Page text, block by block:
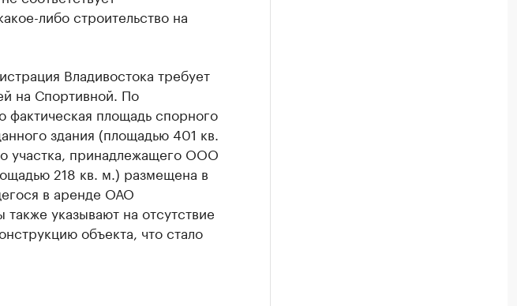
либо строительство на
Владивостока требует
на Спортивной. По
фактическая площадь спорного
здания (площадью 401 кв.
участка, принадлежащего ООО
218 кв. м.) размещена в
в аренде ОАО
указывают на отсутствие
объекта, что стало